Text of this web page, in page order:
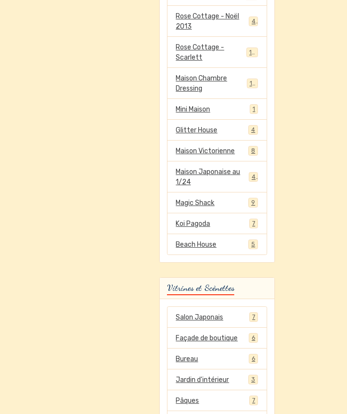
Rose Cottage - Noël
2013
4
Rose Cottage -
Scarlett
Maison Chambre
Dressing
Mini Maison 1
Glitter House 4
Maison Victorienne 8
Maison Japonaise au
1/24
4
Magic Shack 9
Koi Pagoda 7
Beach House 5
Vitrines et Scènettes
Salon Japonais 7
Façade de boutique 6
Bureau 6
Jardin d'intérieur 3
Pâques 7